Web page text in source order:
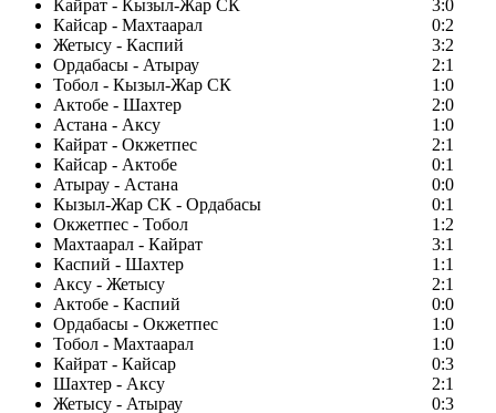
Кайрат - Кызыл-Жар СК
3:0
Кайсар - Махтаарал
0:2
Жетысу - Каспий
3:2
Ордабасы - Атырау
2:1
Тобол - Кызыл-Жар СК
1:0
Актобе - Шахтер
2:0
Астана - Аксу
1:0
Кайрат - Окжетпес
2:1
Кайсар - Актобе
0:1
Атырау - Астана
0:0
Кызыл-Жар СК - Ордабасы
0:1
Окжетпес - Тобол
1:2
Махтаарал - Кайрат
3:1
Каспий - Шахтер
1:1
Аксу - Жетысу
2:1
Актобе - Каспий
0:0
Ордабасы - Окжетпес
1:0
Тобол - Махтаарал
1:0
Кайрат - Кайсар
0:3
Шахтер - Аксу
2:1
Жетысу - Атырау
0:3